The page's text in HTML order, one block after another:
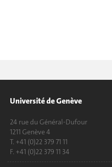
Université de Genève
24 rue du Général-Dufour
1211 Genève 4
T. +41 (0)22 379 71 11
F. +41 (0)22 379 11 34